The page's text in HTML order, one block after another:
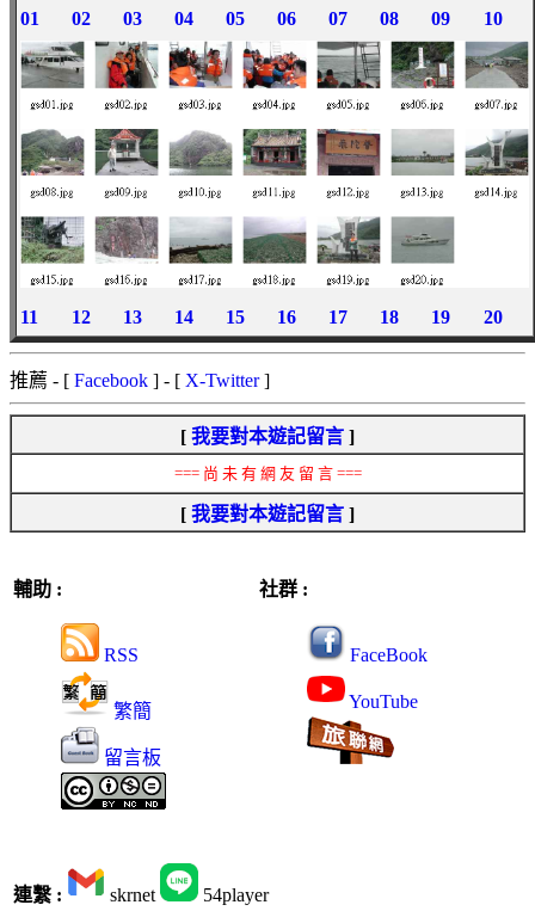
01
02 03 04 05 06 07 08 09 10
11 12 13 14 15 16 17 18 19 20
推薦 - [ Facebook ] - [ X-Twitter]
[ 我要對本遊記留言 ]
=== 尚 未 有 網 友 留 言 ===
[ 我要對本遊記留言 ]
輔助 :
RSS
繁簡
留言板
社群 :
FaceBook
YouTube
連繫 : skrnet 54player